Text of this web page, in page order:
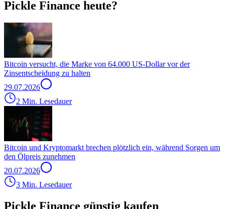
Pickle Finance heute?
Bitcoin versucht, die Marke von 64.000 US-Dollar vor der
Zinsentscheidung zu halten
29.07.2026
2 Min. Lesedauer
Bitcoin und Kryptomarkt brechen plötzlich ein, während Sorgen um
den Ölpreis zunehmen
20.07.2026
3 Min. Lesedauer
Pickle Finance günstig kaufen